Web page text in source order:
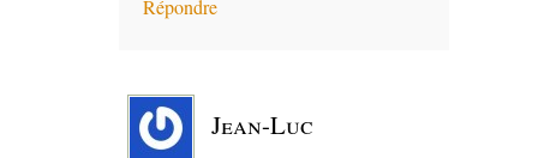
Répondre
Jean-Luc